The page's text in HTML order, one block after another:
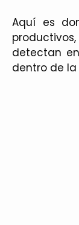
Aquí es
detectan
dentro de